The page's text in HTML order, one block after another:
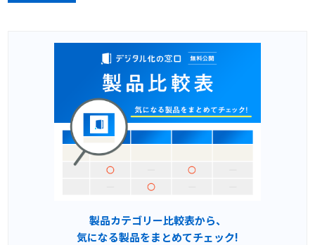
製品カテゴリー比較表から、
気になる製品をまとめてチェック!